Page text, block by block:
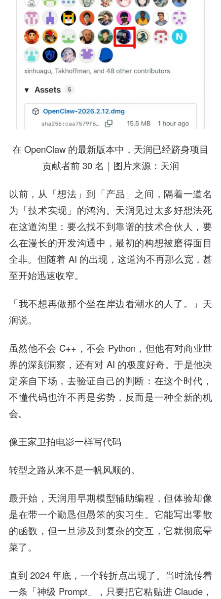
在 OpenClaw 的最新版本中，天润已经跻身项目
贡献者前 30 名｜图片来源：天润
以前，从「想法」到「产品」之间，隔着一道名
为「技术实现」的鸿沟。天润见过太多好想法死
在这道沟里：要么找不到靠谱的技术合伙人，要
么在漫长的开发沟通中，最初的构想被磨得面目
全非。但随着 AI 的出现，这道沟不再那么宽，甚
至开始迅速收窄。
「我不想再做那个坐在岸边看潮水的人了。」天
润说。
虽然他不会 C++，不会 Python，但他有对商业世
界的深刻洞察，还有对 AI 的极度好奇。于是他决
定亲自下场，去验证自己的判断：在这个时代，
不懂代码也许不再是劣势，反而是一种全新的机
会。
像王家卫拍电影一样写代码
转型之路从来不是一帆风顺的。
最开始，天润用早期模型辅助编程，但体验却像
是在带一个勤恳但愚笨的实习生。它能写出零散
的函数，但一旦涉及到复杂的交互，它就彻底晕
菜了。
直到 2024 年底，一个转折点出现了。当时流传着
一条「神级 Prompt」，只要把它粘贴进 Claude，